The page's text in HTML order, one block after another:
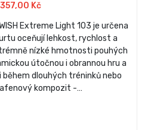
357,00 Kč
Extreme Light 103 je určena
oceňují lehkost, rychlost a
nízké hmotnosti pouhých
útočnou i obrannou hru a
dlouhých tréninků nebo
kompozit -…